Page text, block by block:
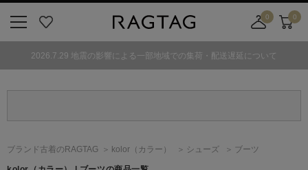
気
0
舗
カ
ト
0
2026.7.29 地震の影響による一部地域での集荷・配送遅延について
ブランド古着のRAGTAG kolor （カラー） シューズ ブーツ